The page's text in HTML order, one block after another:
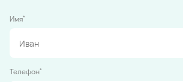
Имя*
Телефон*